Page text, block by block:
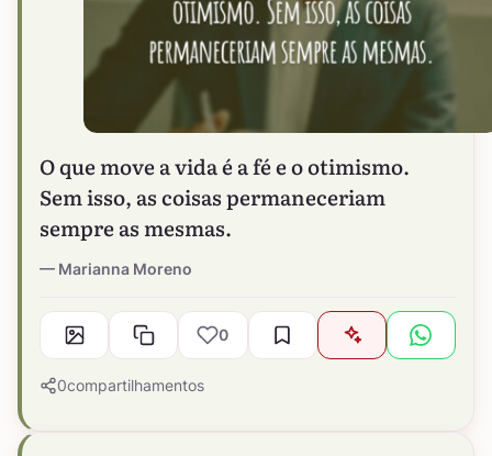
O que move a vida é a fé e o otimismo.
Sem isso, as coisas permaneceriam
sempre as mesmas.
Marianna Moreno
0
0compartilhamentos